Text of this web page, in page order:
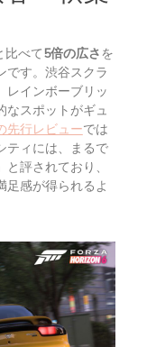
比べて5倍の広さを
です。渋谷スクラ
レインボーブリッ
なスポットがギュ
先行レビューでは
ティには、まるで
評されており、
足感が得られるよ